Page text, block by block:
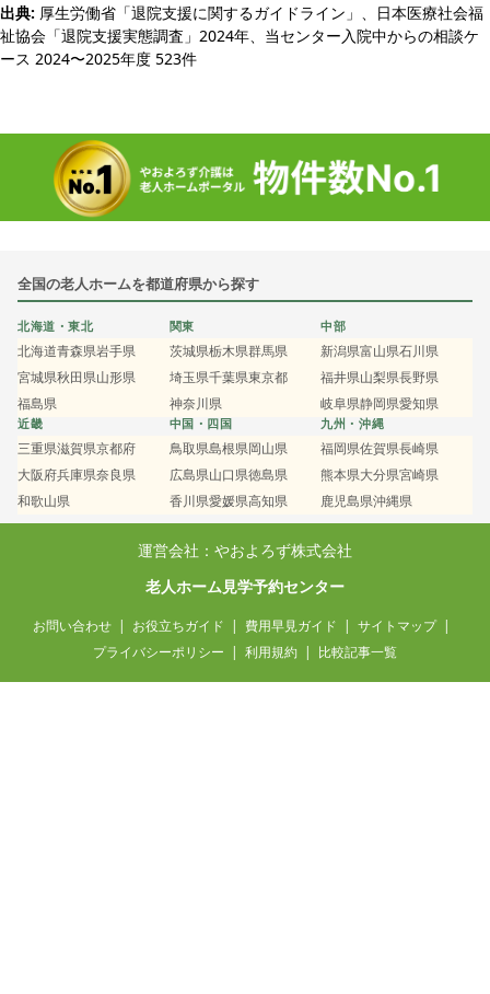
出典: 厚生労働省「退院支援に関するガイドライン」、日本医療社会福
祉協会「退院支援実態調査」2024年、当センター入院中からの相談ケ
ース 2024〜2025年度 523件
全国の老人ホームを都道府県から探す
北海道・東北
北海道青森県岩手県
宮城県秋田県山形県
福島県
関東
茨城県栃木県群馬県
埼玉県千葉県東京都
神奈川県
中部
新潟県富山県石川県
福井県山梨県長野県
岐阜県静岡県愛知県
近畿
三重県滋賀県京都府
大阪府兵庫県奈良県
和歌山県
中国・四国
鳥取県島根県岡山県
広島県山口県徳島県
香川県愛媛県高知県
九州・沖縄
福岡県佐賀県長崎県
熊本県大分県宮崎県
鹿児島県沖縄県
運営会社：やおよろず株式会社
老人ホーム見学予約センター
お問い合わせ お役立ちガイド 費用早見ガイド
サイトマップ
プライバシーポリシー
利用規約 比較記事一覧